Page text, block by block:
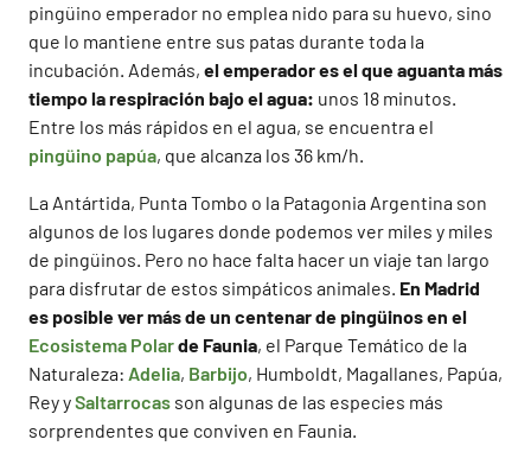
pingüino emperador no emplea nido para su huevo, sino
que lo mantiene entre sus patas durante toda la
incubación. Además, el emperador es el que aguanta más
tiempo la respiración bajo el agua: unos 18 minutos.
Entre los más rápidos en el agua, se encuentra el
pingüino papúa, que alcanza los 36 km/h.
La Antártida, Punta Tombo o la Patagonia Argentina son
algunos de los lugares donde podemos ver miles y miles
de pingüinos. Pero no hace falta hacer un viaje tan largo
para disfrutar de estos simpáticos animales. En Madrid
es posible ver más de un centenar de pingüinos en el
Ecosistema Polarde Faunia, el Parque Temático de la
Naturaleza: Adelia, Barbijo, Humboldt, Magallanes, Papúa,
Rey ySaltarrocas son algunas de las especies más
sorprendentes que conviven en Faunia.